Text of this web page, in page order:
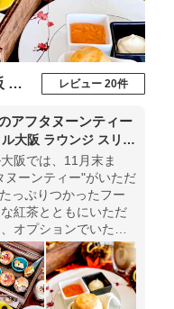
レビュー 20件
アフタヌーンティー
ウンジ スリーシクスティ
阪では、11月末ま
ヌーンティー"がいただ
っぷりつかったフー
紅茶とともにいただ
オプションでいただ
テもオススメです🌰